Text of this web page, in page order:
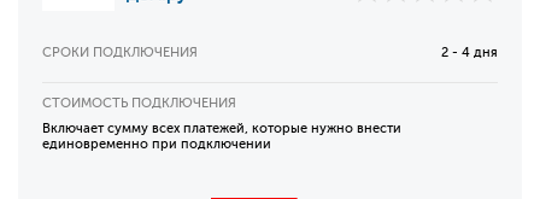
СРОКИ ПОДКЛЮЧЕНИЯ 2 - 4 дня
СТОИМОСТЬ ПОДКЛЮЧЕНИЯ
Включает сумму всех платежей, которые нужно внести
единовременно при подключении